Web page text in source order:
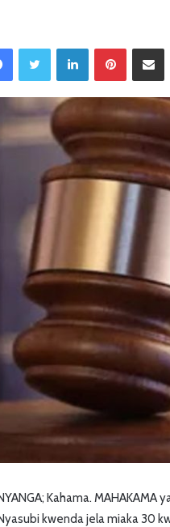
LinkedIn
Kahama.
kwenda jela miaka 30